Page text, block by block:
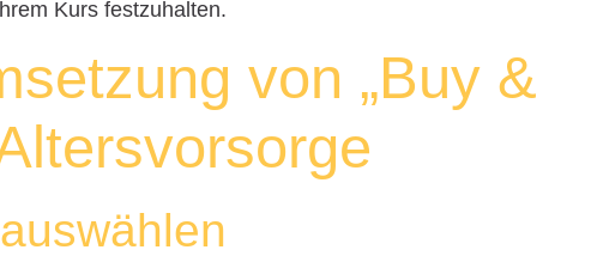
Kurs festzuhalten.
von „Buy &